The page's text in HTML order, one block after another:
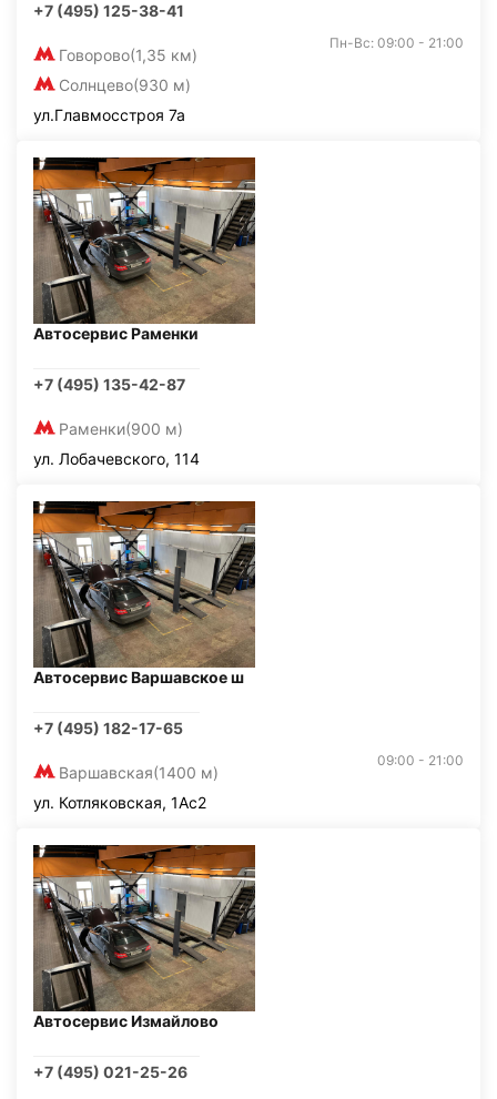
+7 (495) 125-38-41
Говорово(1,35 км)
Солнцево(930 м)
Пн-Вс: 09:00 - 21:00
ул.Главмосстроя 7а
Автосервис Раменки
+7 (495) 135-42-87
Раменки(900 м)
ул. Лобачевского, 114
Автосервис Варшавское ш
+7 (495) 182-17-65
Варшавская(1400 м)
09:00 - 21:00
ул. Котляковская, 1Ас2
Автосервис Измайлово
+7 (495) 021-25-26